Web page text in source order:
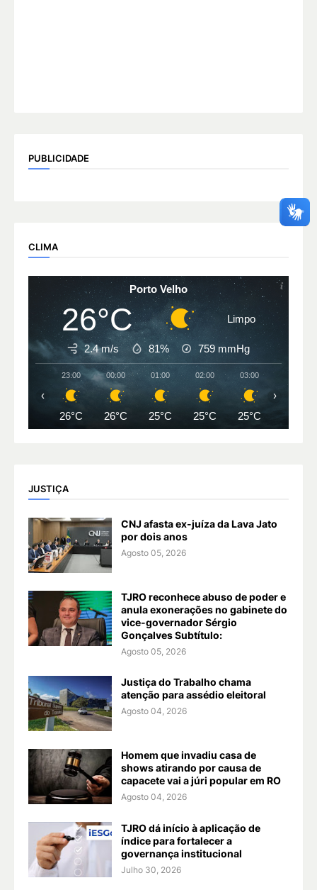
PUBLICIDADE
CLIMA
Porto Velho
26°C Limpo
2.4 m/s 81% 759 mmHg
23:00
26°C
00:00
26°C
01:00
25°C
02:00
25°C
03:00
25°C
‹ ›
JUSTIÇA
CNJ afasta ex-juíza da Lava Jato
por dois anos
Agosto 05, 2026
TJRO reconhece abuso de poder e
anula exonerações no gabinete do
vice-governador Sérgio
Gonçalves Subtítulo:
Agosto 05, 2026
Justiça do Trabalho chama
atenção para assédio eleitoral
Agosto 04, 2026
Homem que invadiu casa de
shows atirando por causa de
capacete vai a júri popular em RO
Agosto 04, 2026
TJRO dá início à aplicação de
índice para fortalecer a
governança institucional
Julho 30, 2026